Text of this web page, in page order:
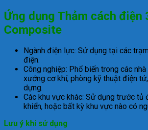
Ứng dụng Thảm cách điện
Composite
Ngành điện lực: Sử dụng tại các tr
điện.
Công nghiệp: Phổ biến trong các
xưởng cơ khí, phòng kỹ thuật điện
dựng.
Các khu vực khác: Sử dụng trước tủ
khiển, hoặc bất kỳ khu vực nào có
Lưu ý khi sử dụng